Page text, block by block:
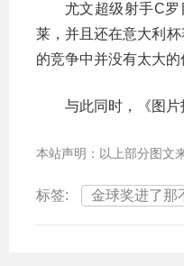
尤文超级射手C
莱，并且还在意大利
的竞争中并没有太大
与此同时，《图
本站声明：以上部分图文
标签: 金球奖进了那